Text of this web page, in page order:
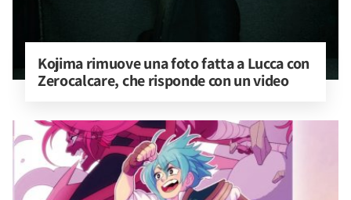
Kojima rimuove una foto fatta a Lucca con
Zerocalcare, che risponde con un video